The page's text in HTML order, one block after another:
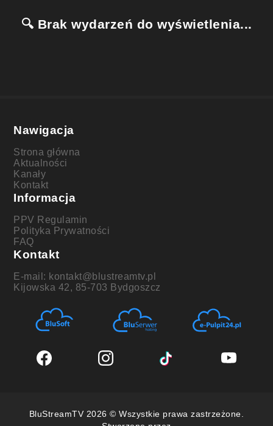
🔍 Brak wydarzeń do wyświetlenia...
Nawigacja
Strona główna
Aktualności
Kanały
Kontakt
Informacja
PPV Regulamin
Polityka Prywatności
FAQ
Kontakt
E-mail: kontakt@blustreamtv.pl
Kijowska 42, 85-703 Bydgoszcz
BluStreamTV 2026 © Wszystkie prawa zastrzeżone.